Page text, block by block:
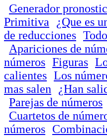
Generador
Primitiva
¿Que es
de reducciones
Apariciones de
números Figuras
calientes Los
mas salen
¿Han
Parejas de números
Cuartetos de
números